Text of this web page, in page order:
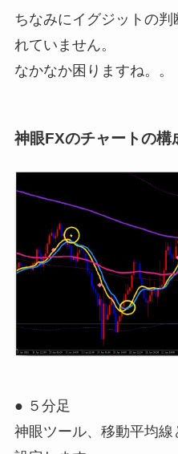
ちなみにイグジットの
れていません。
なかなか困りますね。。
神眼FXのチャートの構
● ５分足
神眼ツール、移動平均